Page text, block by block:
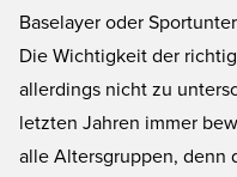
Baselayer oder
Die Wichtigkeit der
allerdings nicht zu
letzten Jahren immer
alle Altersgruppen, denn